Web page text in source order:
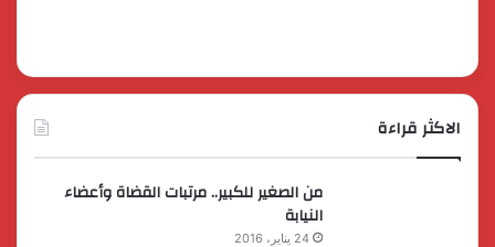
الاكثر قراءة
من الصغير للكبير.. مرتبات القضاة وأعضاء
النيابة
24 يناير، 2016